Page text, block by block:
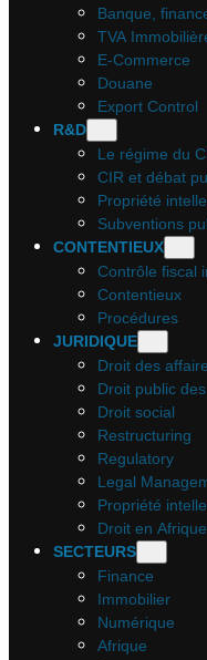
Banque,
TVA
E-Commerce
Douane
Export Control
R&D
Le régime du
CIR et débat
Propriété
Subventions
CONTENTIEUX
Contrôle fiscal
Contentieux
Procédures
JURIDIQUE
Droit des
Droit public
Droit social
Restructuring
Regulatory
Legal
Propriété
Droit en Afrique
SECTEURS
Finance
Immobilier
Numérique
Afrique